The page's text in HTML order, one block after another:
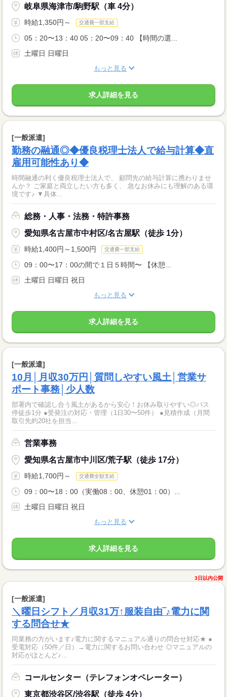
岐阜県海津市/駒野駅（車 4分）
時給1,350円～ 交通費一部支給
05：20〜13：40 05：20〜09：40 【時間の選...
土曜日 日曜日
もっと見る
求人詳細を見る
[一般派遣]
勤務の融通◎◆優良税理士法人で給与計算◆直
雇用可能性あり◆
時間融通の利く優良税理士法人で、 顧問先の給与計算に携わりませ
んか？ ご家庭と両立したい方も多く、 急なお休みにも理解のある環
境です♪ ▼具体...
総務・人事・法務・特許事務
愛知県名古屋市中村区/名古屋駅（徒歩 1分）
時給1,400円～1,500円 交通費一部支給
09：00〜17：00の間で１日５時間〜 【休憩...
土曜日 日曜日 祝日
もっと見る
求人詳細を見る
[一般派遣]
10月│月収30万円│質問しやすい風土│営業サ
ポート事務│少人数
部署内で確認し合う風土があるから安心！お休み取りやすい◎バス
停徒歩1分 ●受発注の対応・管理（1日30〜50件） ●見積作成（月間
取引先約20社を担当...
営業事務
愛知県名古屋市中川区/荒子駅（徒歩 17分）
時給1,700円～ 交通費全額支給
09：00〜18：00（実働08：00、休憩01：00）...
土曜日 日曜日 祝日
もっと見る
求人詳細を見る
3日以内公開
[一般派遣]
＼曜日シフト／月収31万↑服装自由‾♪電力に関
する問合せ★
同業務の方がいます♪電力に関するマニュアル通りの問合せ対応★ ●
受電対応（50件／日）→電力に関するお問い合わせ ◎マニュアルの
対応がほとんど♪...
コールセンター（テレフォンオペレーター）
東京都渋谷区/渋谷駅（徒歩 4分）